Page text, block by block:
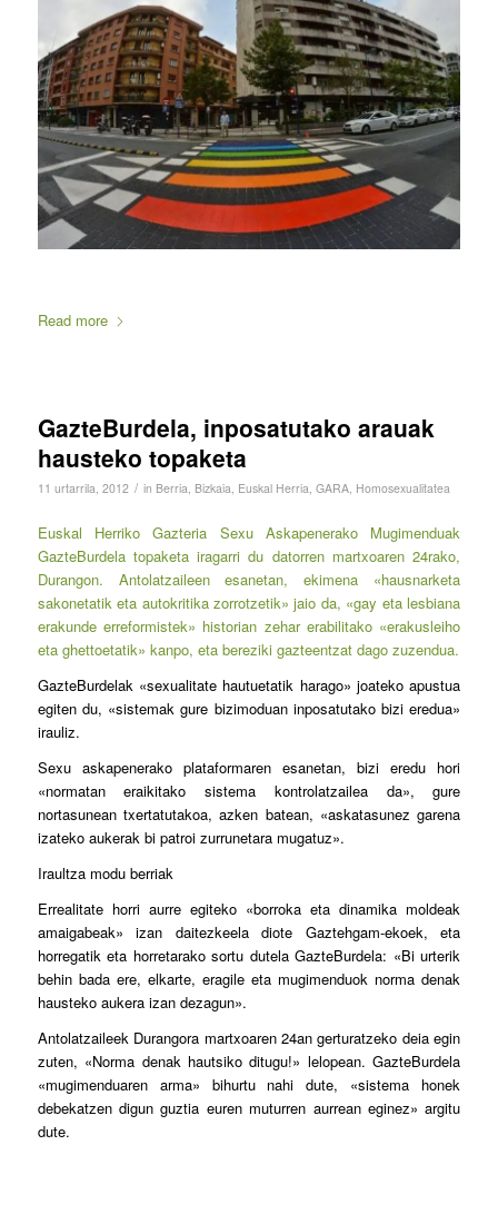
Read more
GazteBurdela, inposatutako arauak
hausteko topaketa
11 urtarrila, 2012 / in Berria Bizkaia Euskal Herria GARA, Homosexualitatea
Euskal Herriko Gazteria Sexu Askapenerako Mugimenduak
GazteBurdela topaketa iragarri du datorren martxoaren 24rako,
Durangon. Antolatzaileen esanetan, ekimena «hausnarketa
sakonetatik eta autokritika zorrotzetik» jaio da, «gay eta lesbiana
erakunde erreformistek» historian zehar erabilitako «erakusleiho
eta ghettoetatik» kanpo, eta bereziki gazteentzat dago zuzendua.
GazteBurdelak «sexualitate hautuetatik harago» joateko apustua
egiten du, «sistemak gure bizimoduan inposatutako bizi eredua»
irauliz.
Sexu askapenerako plataformaren esanetan, bizi eredu hori
«normatan eraikitako sistema kontrolatzailea da», gure
nortasunean txertatutakoa, azken batean, «askatasunez garena
izateko aukerak bi patroi zurrunetara mugatuz».
Iraultza modu berriak
Errealitate horri aurre egiteko «borroka eta dinamika moldeak
amaigabeak» izan daitezkeela diote Gaztehgam-ekoek, eta
horregatik eta horretarako sortu dutela GazteBurdela: «Bi urterik
behin bada ere, elkarte, eragile eta mugimenduok norma denak
hausteko aukera izan dezagun».
Antolatzaileek Durangora martxoaren 24an gerturatzeko deia egin
zuten, «Norma denak hautsiko ditugu!» lelopean. GazteBurdela
«mugimenduaren arma» bihurtu nahi dute, «sistema honek
debekatzen digun guztia euren muturren aurrean eginez» argitu
dute.